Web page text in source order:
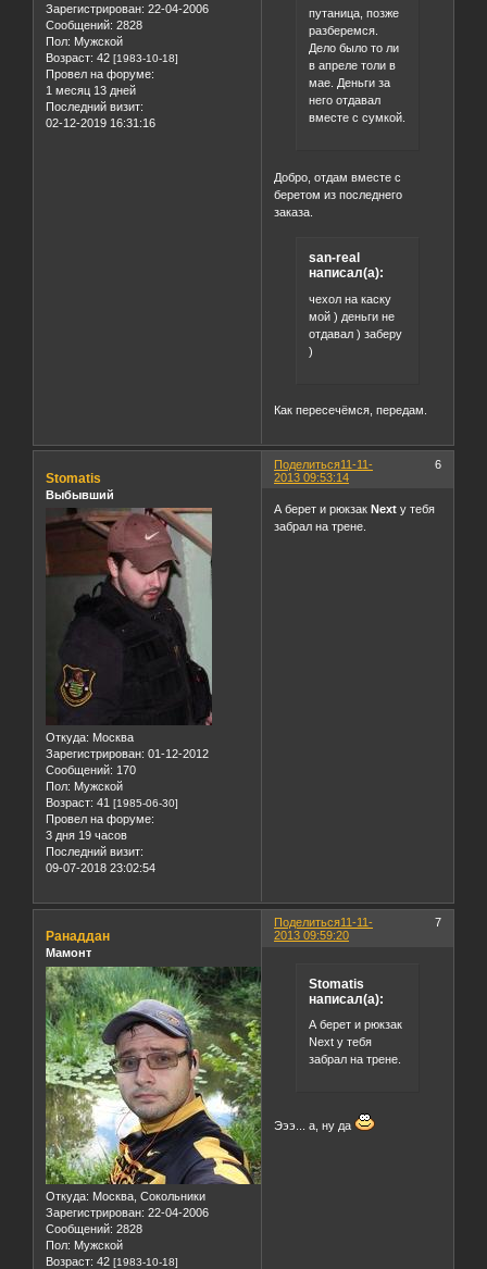
Зарегистрирован: 22-04-2006
Сообщений: 2828
Пол: Мужской
Возраст: 42 [1983-10-18]
Провел на форуме:
1 месяц 13 дней
Последний визит:
02-12-2019 16:31:16
путаница, позже
разберемся.
Дело было то ли
в апреле толи в
мае. Деньги за
него отдавал
вместе с сумкой.
Добро, отдам вместе с
беретом из последнего
заказа.
san-real
написал(а):
чехол на каску
мой ) деньги не
отдавал ) заберу
)
Как пересечёмся, передам.
Поделиться 6
11-11-
2013 09:53:14
Stomatis
Выбывший
Откуда: Москва
Зарегистрирован: 01-12-2012
Сообщений: 170
Пол: Мужской
Возраст: 41 [1985-06-30]
Провел на форуме:
3 дня 19 часов
Последний визит:
09-07-2018 23:02:54
А берет и рюкзак Next у тебя
забрал на трене.
Поделиться 7
11-11-
2013 09:59:20
Ранаддан
Мамонт
Откуда: Москва, Сокольники
Зарегистрирован: 22-04-2006
Сообщений: 2828
Пол: Мужской
Возраст: 42 [1983-10-18]
Stomatis
написал(а):
А берет и рюкзак
Next у тебя
забрал на трене.
Эээ... а, ну да